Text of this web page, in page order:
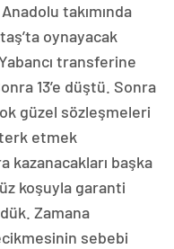
takımında
oynayacak
transferine
13’e düştü. Sonra
güzel sözleşmeleri
etmek
kazanacakları başka
koşuyla garanti
Zamana
sebebi